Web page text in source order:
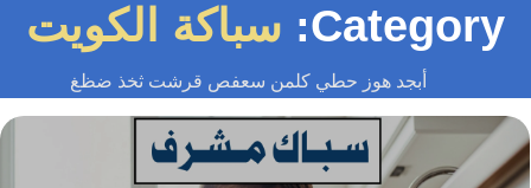
سباكة الكويت
أبجد هوز حطي كلمن سعفص قرشت ثخذ ضظغ